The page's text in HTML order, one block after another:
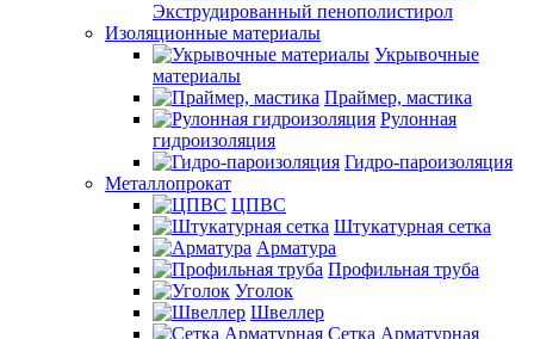
Экструдированный пенополистирол
Изоляционные материалы
Укрывочные
материалы
Праймер, мастика
Рулонная
гидроизоляция
Гидро-пароизоляция
Металлопрокат
ЦПВС
Штукатурная сетка
Арматура
Профильная труба
Уголок
Швеллер
Сетка Арматурная